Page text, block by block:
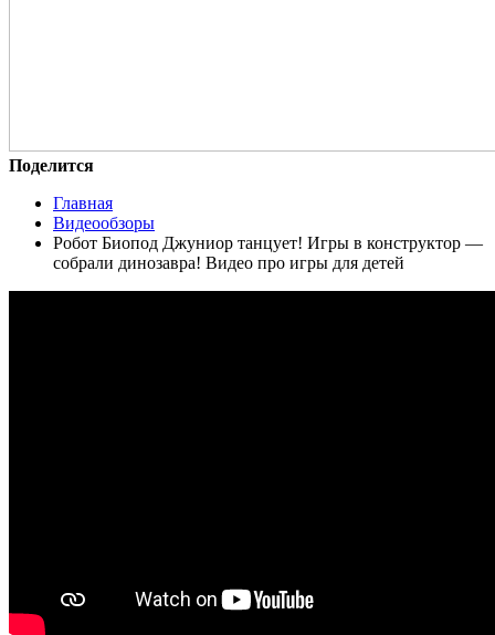
Поделится
Главная
Видеообзоры
Робот Биопод Джуниор танцует! Игры в конструктор —
собрали динозавра! Видео про игры для детей